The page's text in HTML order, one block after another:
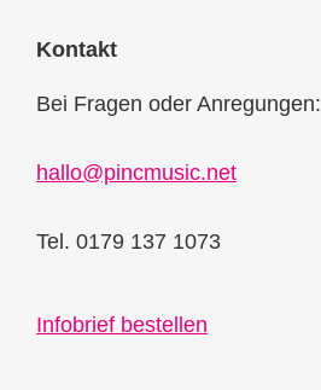
Kontakt
Bei Fragen oder Anregungen:
hallo@pincmusic.net
Tel. 0179 137 1073
Infobrief bestellen